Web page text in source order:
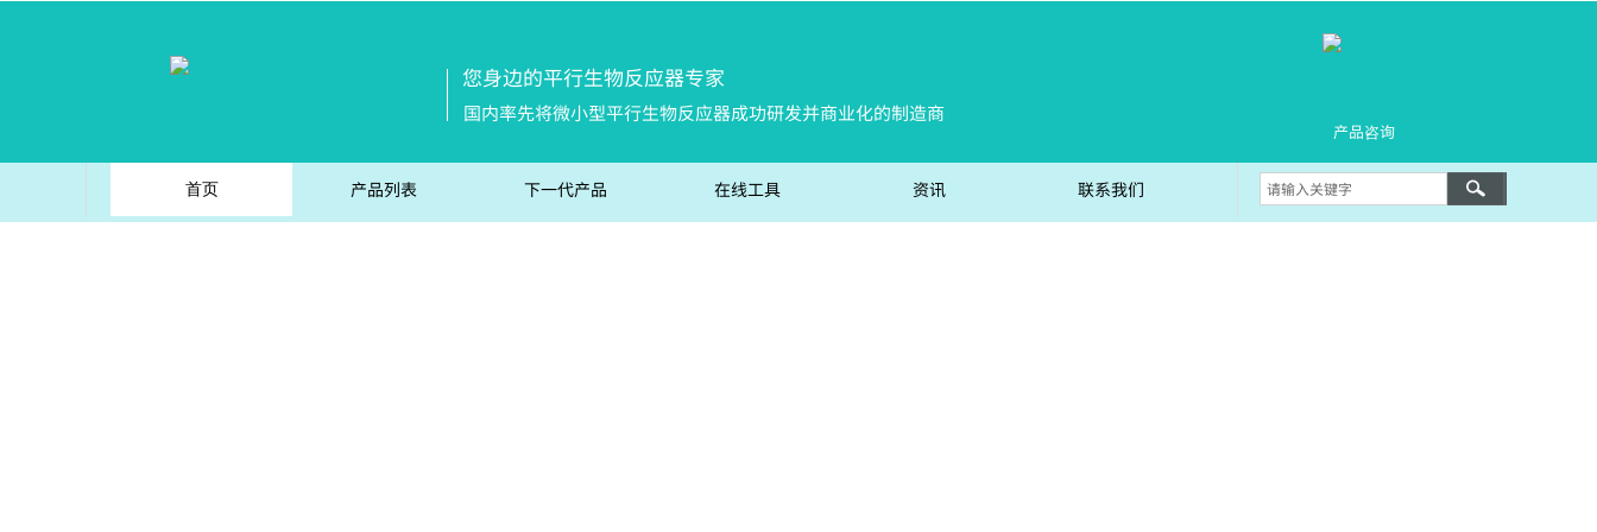
产品咨询
您身边的平行生物反应器专家
国内率先将微小型平行生物反应器成功研发并商业化的制造商
首页 产品列表 下一代产品 在线工具 资讯 联系我们